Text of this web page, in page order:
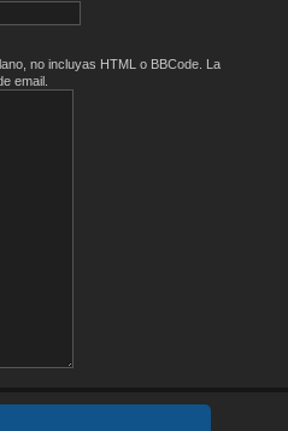
no incluyas HTML o BBCode. La
email.